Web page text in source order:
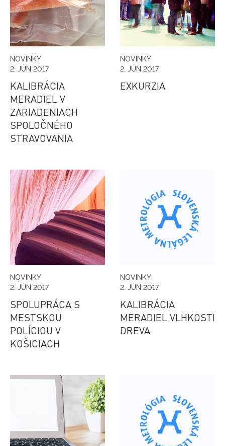
NOVINKY
2. JÚN 2017
KALIBRÁCIA
MERADIEL V
ZARIADENIACH
SPOLOČNÉHO
STRAVOVANIA
NOVINKY
2. JÚN 2017
EXKURZIA
NOVINKY
2. JÚN 2017
SPOLUPRÁCA S
MESTSKOU
POLÍCIOU V
KOŠICIACH
NOVINKY
2. JÚN 2017
KALIBRÁCIA
MERADIEL VLHKOSTI
DREVA